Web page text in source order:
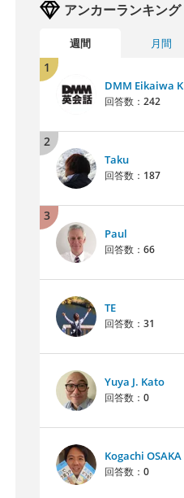
アンカーランキング
週間 月間
1
DMM Eikaiwa K
回答数： 242
2
Taku
回答数： 187
3
Paul
回答数： 66
TE
回答数： 31
Yuya J. Kato
回答数： 0
Kogachi OSAKA
回答数： 0